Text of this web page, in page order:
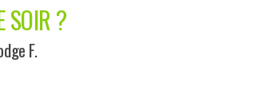
SOIR ?
F.